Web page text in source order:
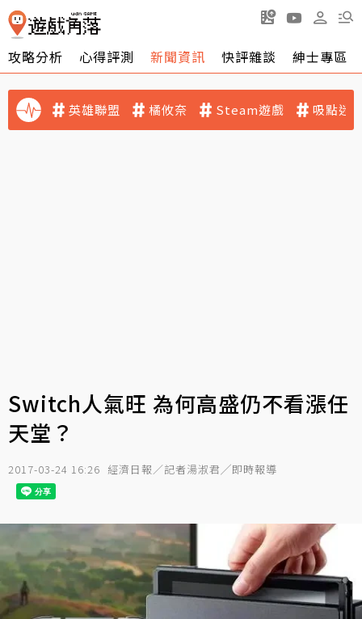
攻略分析 心得評測 新聞資訊 快評雜談 紳士專區
英雄聯盟 橘攸奈 Steam遊戲 吸點迷
Switch人氣旺 為何高盛仍不看漲任
天堂？
2017-03-24 16:26 經濟日報／記者湯淑君╱即時報導